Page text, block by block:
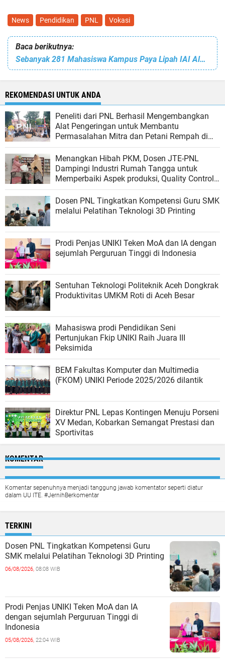
News Pendidikan PNL Vokasi
Baca berikutnya:
Sebanyak 281 Mahasiswa Kampus Paya Lipah IAI Almuslim Aceh di Yudisium
REKOMENDASI UNTUK ANDA
Peneliti dari PNL Berhasil Mengembangkan
Alat Pengeringan untuk Membantu
Permasalahan Mitra dan Petani Rempah di
Aceh
Menangkan Hibah PKM, Dosen JTE-PNL
Dampingi Industri Rumah Tangga untuk
Memperbaiki Aspek produksi, Quality Control
dan Pemasaran
Dosen PNL Tingkatkan Kompetensi Guru SMK
melalui Pelatihan Teknologi 3D Printing
Prodi Penjas UNIKI Teken MoA dan IA dengan
sejumlah Perguruan Tinggi di Indonesia
Sentuhan Teknologi Politeknik Aceh Dongkrak
Produktivitas UMKM Roti di Aceh Besar
Mahasiswa prodi Pendidikan Seni
Pertunjukan Fkip UNIKI Raih Juara III
Peksimida
BEM Fakultas Komputer dan Multimedia
(FKOM) UNIKI Periode 2025/2026 dilantik
Direktur PNL Lepas Kontingen Menuju Porseni
XV Medan, Kobarkan Semangat Prestasi dan
Sportivitas
KOMENTAR
Komentar sepenuhnya menjadi tanggung jawab komentator seperti diatur
dalam UU ITE. #JernihBerkomentar
TERKINI
Dosen PNL Tingkatkan Kompetensi Guru
SMK melalui Pelatihan Teknologi 3D Printing
06/08/2026, 08:08 WIB
Prodi Penjas UNIKI Teken MoA dan IA
dengan sejumlah Perguruan Tinggi di
Indonesia
05/08/2026, 22:04 WIB